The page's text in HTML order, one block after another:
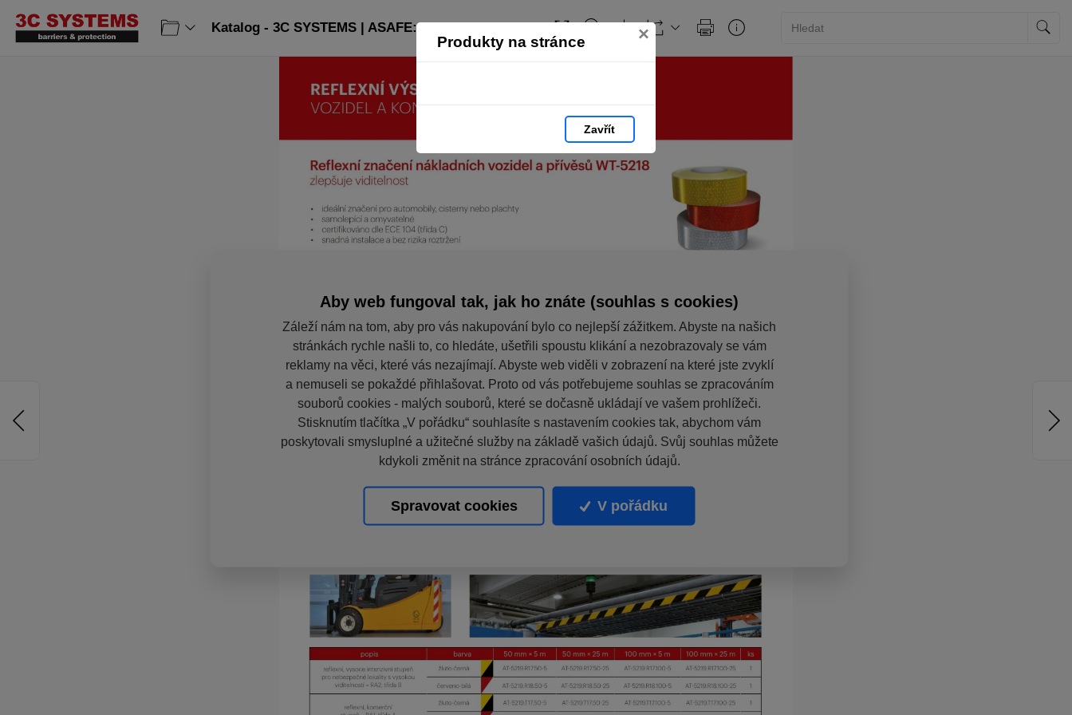
Produkty na stránce ×
Zavřít
Katalog - 3C SYSTEMS | ASAFE: strana 106
Aby web fungoval tak, jak ho znáte (souhlas s cookies)
Záleží nám na tom, aby pro vás nakupování bylo co nejlepší zážitkem. Abyste na našich
stránkách rychle našli to, co hledáte, ušetřili spoustu klikání a nezobrazovaly se vám
reklamy na věci, které vás nezajímají. Abyste web viděli v zobrazení na které jste zvyklí
a nemuseli se pokaždé přihlašovat. Proto od vás potřebujeme souhlas se zpracováním
souborů cookies - malých souborů, které se dočasně ukládají ve vašem prohlížeči.
Stisknutím tlačítka „V pořádku“ souhlasíte s nastavením cookies tak, abychom vám
poskytovali smysluplné a užitečné služby na základě vašich údajů. Svůj souhlas můžete
kdykoli změnit na stránce zpracování osobních údajů.
Spravovat cookies V pořádku